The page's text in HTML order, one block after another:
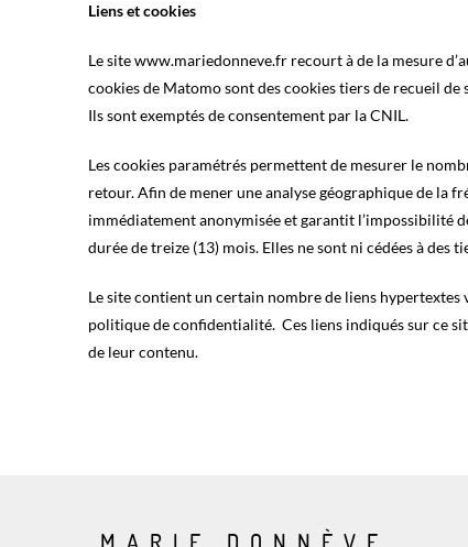
Liens et cookies
Le site www.mariedonneve.fr recourt à de la mesure
cookies de Matomo sont des cookies tiers de recueil
Ils sont exemptés de consentement par la CNIL.
Les cookies paramétrés permettent de mesurer le
retour. Afin de mener une analyse géographique de la
immédiatement anonymisée et garantit l’impossibilité
durée de treize (13) mois. Elles ne sont ni cédées à des
Le site contient un certain nombre de liens hypertextes
politique de confidentialité. Ces liens indiqués sur ce
de leur contenu.